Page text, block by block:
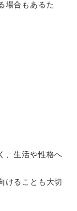
場合もあるた
、生活や性格へ
けることも大切